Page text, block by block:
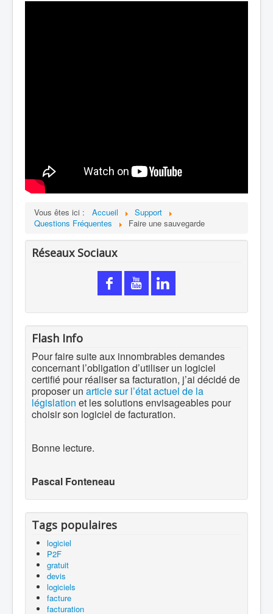
Vous êtes ici : Accueil
Support
Questions Fréquentes
Faire une sauvegarde
Réseaux Sociaux
Flash Info
Pour faire suite aux innombrables demandes
concernant l’obligation d’utiliser un logiciel
certifié pour réaliser sa facturation, j’ai décidé de
proposer un article sur l’état actuel de la
législation et les solutions envisageables pour
choisir son logiciel de facturation.
Bonne lecture.
Pascal Fonteneau
Tags populaires
logiciel
P2F
gratuit
devis
logiciels
facture
facturation